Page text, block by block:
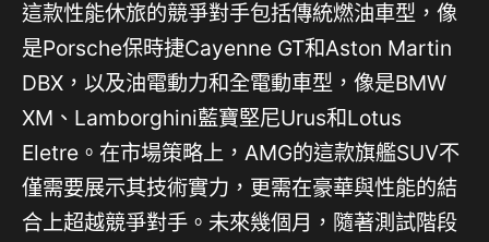
這款性能休旅的競爭對手包括傳統燃油車型，像
是Porsche保時捷Cayenne GT和Aston Martin
DBX，以及油電動力和全電動車型，像是BMW
XM、Lamborghini藍寶堅尼Urus和Lotus
Eletre。在市場策略上，AMG的這款旗艦SUV不
僅需要展示其技術實力，更需在豪華與性能的結
合上超越競爭對手。未來幾個月，隨著測試階段